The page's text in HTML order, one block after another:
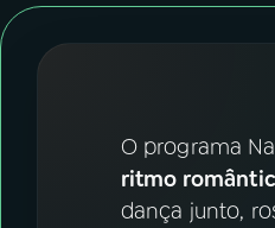
FESTIVAL DE MÚSICA
O programa
ritmo
dança junto,